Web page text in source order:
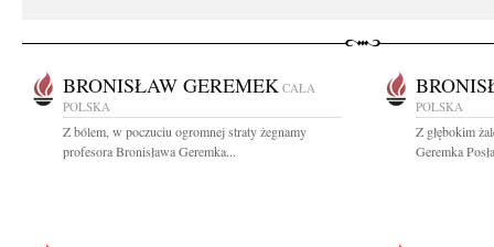
BRONISŁAW GEREMEK CAŁA
POLSKA
Z bólem, w poczuciu ogromnej straty żegnamy
profesora Bronisława Geremka...
POLSKA
Z głębokim
Geremka